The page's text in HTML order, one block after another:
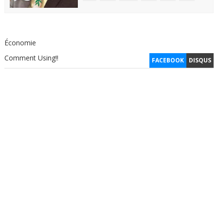
Économie
FACEBOOK DISQUS
Comment Using!!